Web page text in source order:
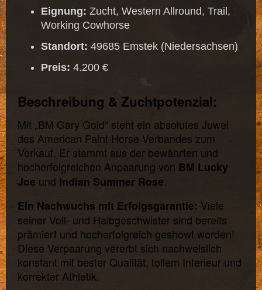
Eignung: Zucht, Western Allround, Trail,
Working Cowhorse
Standort: 49685 Emstek (Niedersachsen)
Preis: 4.200 €
Beschreibung & Zuchtpotenzial:
Mit „BM Gary Gold“ steht ein absolutes Juwel
des American Paint Horse Verbandes zum
Verkauf. Er stammt aus der bewährten und
hocherfolgreichen Anpaarung von BM Lucky
Joe und Indian Summer Rose.
Ein Nachwuchs mit Erfolgsgarantie: Viele
seiner Voll- und Halbgeschwister sind bereits
prämiert und hocherfolgreich geshowt worden!
Diese Verpaarung vererbt sich nachweislich
konstant mit bester Qualität, tollem Interieur und
korrekter Athletik.